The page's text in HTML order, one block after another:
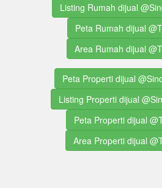
Listing Rumah dijual
Peta Rumah dijual
Area Rumah dijual
Peta Properti dijual
Listing Properti dijual
Peta Properti dijual
Area Properti dijual